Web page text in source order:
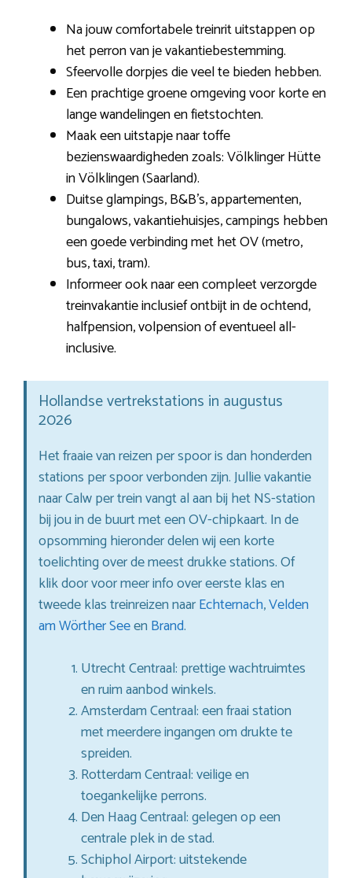
Na jouw comfortabele treinrit uitstappen op
het perron van je vakantiebestemming.
Sfeervolle dorpjes die veel te bieden hebben.
Een prachtige groene omgeving voor korte en
lange wandelingen en fietstochten.
Maak een uitstapje naar toffe
bezienswaardigheden zoals: Völklinger Hütte
in Völklingen (Saarland).
Duitse glampings, B&B’s, appartementen,
bungalows, vakantiehuisjes, campings hebben
een goede verbinding met het OV (metro,
bus, taxi, tram).
Informeer ook naar een compleet verzorgde
treinvakantie inclusief ontbijt in de ochtend,
halfpension, volpension of eventueel all-
inclusive.
Hollandse vertrekstations in augustus
2026
Het fraaie van reizen per spoor is dan honderden
stations per spoor verbonden zijn. Jullie vakantie
naar Calw per trein vangt al aan bij het NS-station
bij jou in de buurt met een OV-chipkaart. In de
opsomming hieronder delen wij een korte
toelichting over de meest drukke stations. Of
klik door voor meer info over eerste klas en
tweede klas treinreizen naarEchternach,Velden
am Wörther Seeen Brand.
Utrecht Centraal: prettige wachtruimtes
en ruim aanbod winkels.
Amsterdam Centraal: een fraai station
met meerdere ingangen om drukte te
spreiden.
Rotterdam Centraal: veilige en
toegankelijke perrons.
Den Haag Centraal: gelegen op een
centrale plek in de stad.
Schiphol Airport: uitstekende